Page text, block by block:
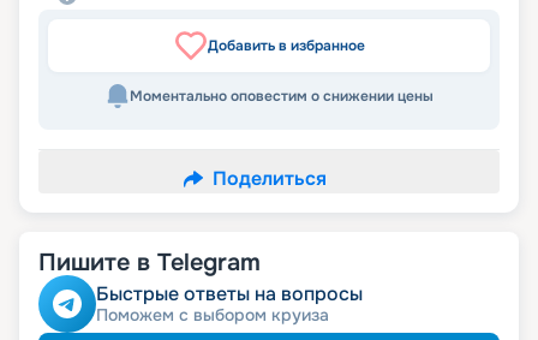
Добавить в избранное
Моментально оповестим о снижении цены
Поделиться
Пишите в Telegram
Быстрые ответы на вопросы
Поможем с выбором круиза